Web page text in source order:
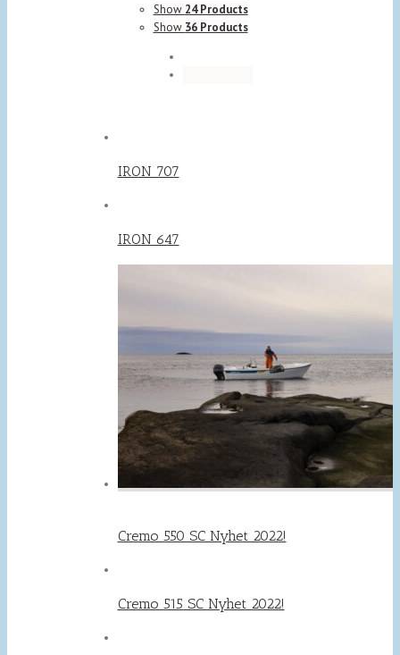
Show 24 Products
Show 36 Products
IRON 707
IRON 647
Cremo 550 SC Nyhet 2022!
Cremo 515 SC Nyhet 2022!